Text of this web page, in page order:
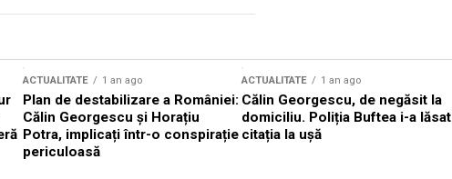
ACTUALITATE 1 an ago
Plan de destabilizare a României:
Călin Georgescu și Horațiu
Potra, implicați într-o conspirație
periculoasă
ACTUALITATE 1 an ago
Călin Georgescu, de negăsit la
domiciliu. Poliția Buftea i-a lăsat
citația la ușă